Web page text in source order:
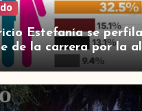
Estefanía se
de la carrera por la